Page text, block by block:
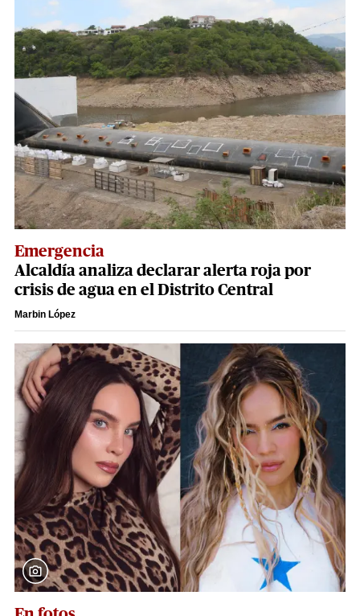
Emergencia
Alcaldía analiza declarar alerta roja por
crisis de agua en el Distrito Central
Marbin López